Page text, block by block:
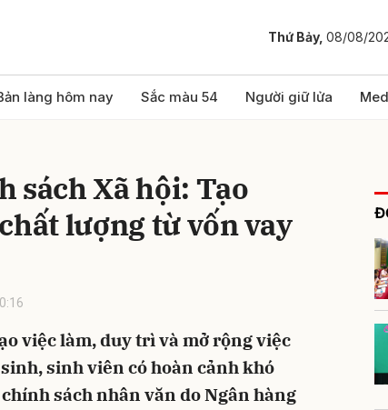
Thứ Bảy, 08/08/
làng hôm nay Sắc màu 54 Người giữ lửa
sách Xã hội: Tạo
lượng từ vốn vay
việc làm, duy trì và mở rộng việc
sinh viên có hoàn cảnh khó
sách nhân văn do Ngân hàng
luận